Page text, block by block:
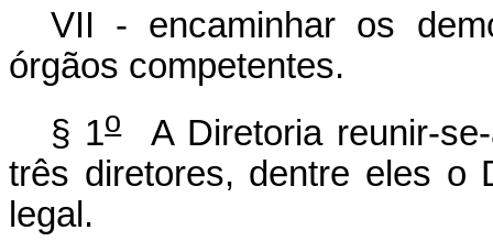
VII - encaminhar os
órgãos competentes.
§ 1oA Diretoria reunir-
três diretores, dentre eles o
legal.